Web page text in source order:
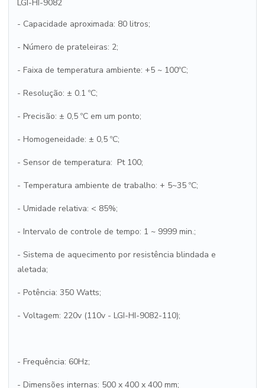
LGI-HI-9082
- Capacidade aproximada: 80 litros;
- Número de prateleiras: 2;
- Faixa de temperatura ambiente: +5 ~ 100ºC;
- Resolução: ± 0.1 ºC;
- Precisão: ± 0,5 ºC em um ponto;
- Homogeneidade: ± 0,5 ºC;
- Sensor de temperatura: Pt 100;
- Temperatura ambiente de trabalho: + 5~35 ºC;
- Umidade relativa: < 85%;
- Intervalo de controle de tempo: 1 ~ 9999 min.;
- Sistema de aquecimento por resistência blindada e
aletada;
- Potência: 350 Watts;
- Voltagem: 220v (110v - LGI-HI-9082-110);
- Frequência: 60Hz;
- Dimensões internas: 500 x 400 x 400 mm;